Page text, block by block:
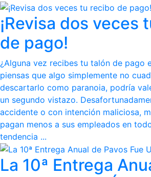
¡Revisa dos veces
de pago!
¿Alguna vez recibes tu talón de pago
piensas que algo simplemente no
descartarlo como paranoia, podría
un segundo vistazo.
accidente o con intención maliciosa,
pagan menos a sus empleados en
tendencia ...
La 10ª Entrega